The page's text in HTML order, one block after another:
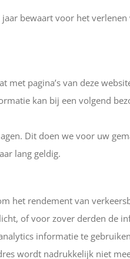
bewaart voor het verlenen
met pagina’s van deze
kan bij een volgend
Dit doen we voor uw
lang geldig.
het rendement van
of voor zover derden de
informatie te
wordt nadrukkelijk niet